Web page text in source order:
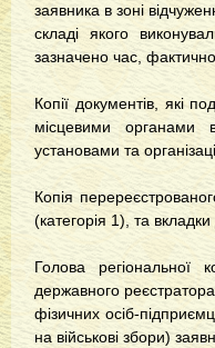
заявника в зоні
складі якого
зазначено час,
Копії документів, які
місцевими органами
установами та
Копія
(категорія 1), та
Голова регіональної
державного
фізичних осіб-
на військові збори)